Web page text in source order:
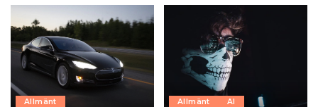
Allmänt Allmänt AI